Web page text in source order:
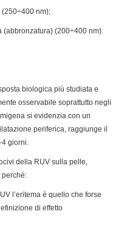
(250÷400 nm);
(abbronzatura) (200÷400 nm).
biologica più studiata e
osservabile soprattutto negli
si evidenzia con un
periferica, raggiunge il
4 giorni.
della RUV sulla pelle,
perché:
l’eritema è quello che forse
di effetto